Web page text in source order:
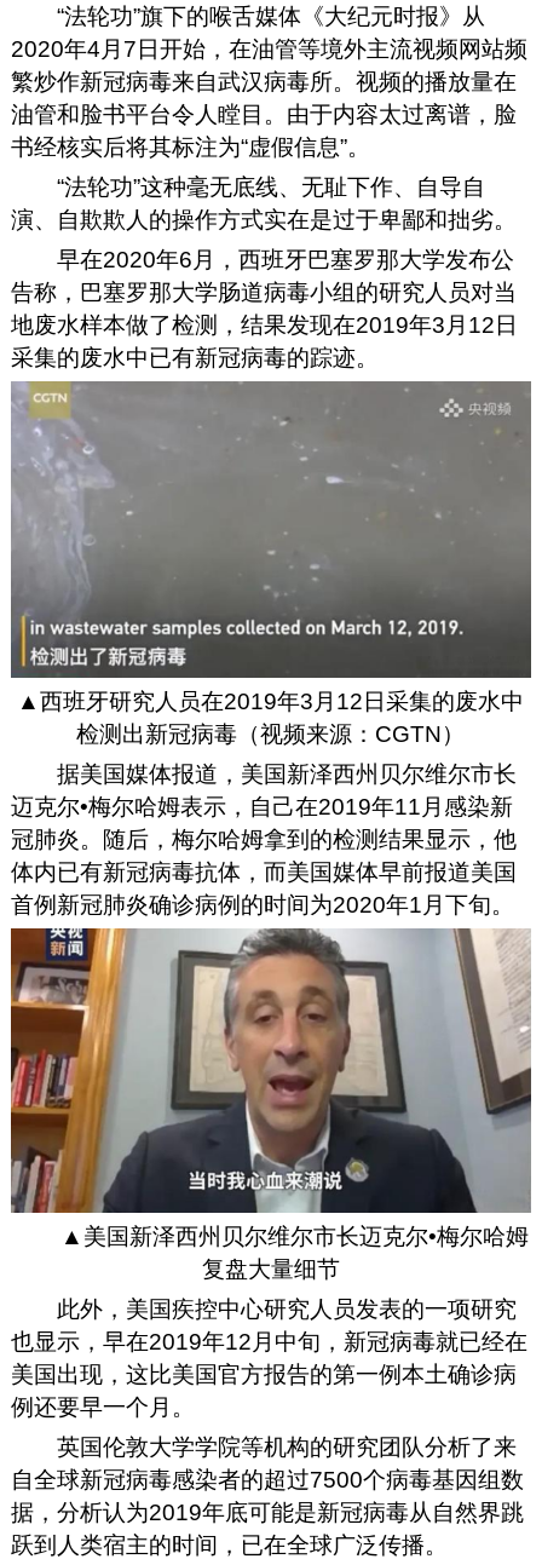
“法轮功”旗下的喉舌媒体《大纪元时报》从
2020年4月7日开始，在油管等境外主流视频网站频
繁炒作新冠病毒来自武汉病毒所。视频的播放量在
油管和脸书平台令人瞠目。由于内容太过离谱，脸
书经核实后将其标注为“虚假信息”。
“法轮功”这种毫无底线、无耻下作、自导自
演、自欺欺人的操作方式实在是过于卑鄙和拙劣。
早在2020年6月，西班牙巴塞罗那大学发布公
告称，巴塞罗那大学肠道病毒小组的研究人员对当
地废水样本做了检测，结果发现在2019年3月12日
采集的废水中已有新冠病毒的踪迹。
▲西班牙研究人员在2019年3月12日采集的废水中
检测出新冠病毒（视频来源：CGTN）
据美国媒体报道，美国新泽西州贝尔维尔市长
迈克尔•梅尔哈姆表示，自己在2019年11月感染新
冠肺炎。随后，梅尔哈姆拿到的检测结果显示，他
体内已有新冠病毒抗体，而美国媒体早前报道美国
首例新冠肺炎确诊病例的时间为2020年1月下旬。
▲美国新泽西州贝尔维尔市长迈克尔•梅尔哈姆
复盘大量细节
此外，美国疾控中心研究人员发表的一项研究
也显示，早在2019年12月中旬，新冠病毒就已经在
美国出现，这比美国官方报告的第一例本土确诊病
例还要早一个月。
英国伦敦大学学院等机构的研究团队分析了来
自全球新冠病毒感染者的超过7500个病毒基因组数
据，分析认为2019年底可能是新冠病毒从自然界跳
跃到人类宿主的时间，已在全球广泛传播。